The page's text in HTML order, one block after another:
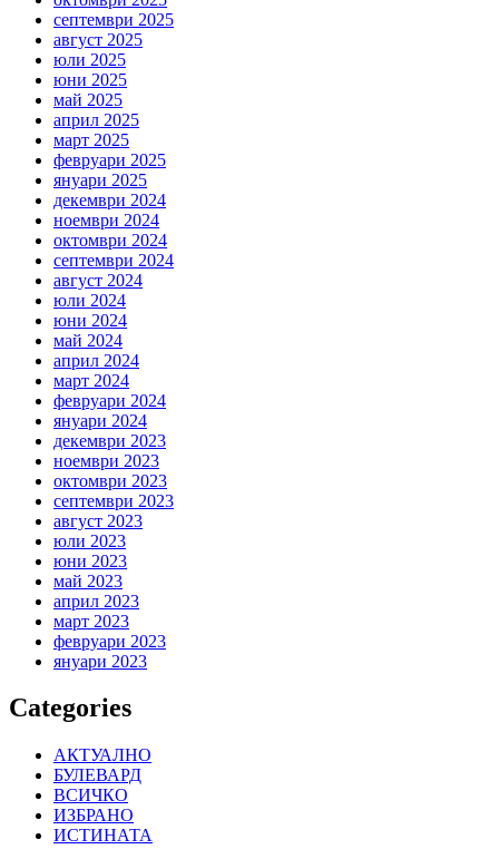
септември 2025
август 2025
юли 2025
юни 2025
май 2025
април 2025
март 2025
февруари 2025
януари 2025
декември 2024
ноември 2024
октомври 2024
септември 2024
август 2024
юли 2024
юни 2024
май 2024
април 2024
март 2024
февруари 2024
януари 2024
декември 2023
ноември 2023
октомври 2023
септември 2023
август 2023
юли 2023
юни 2023
май 2023
април 2023
март 2023
февруари 2023
януари 2023
Categories
АКТУАЛНО
БУЛЕВАРД
ВСИЧКО
ИЗБРАНО
ИСТИНАТА